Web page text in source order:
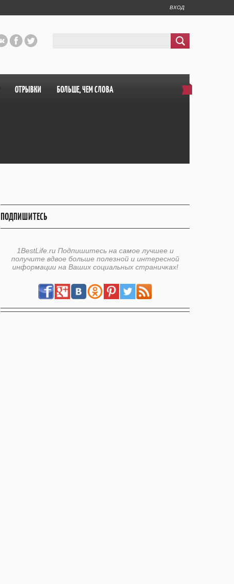
ВХОД
ОТРЫВКИ БОЛЬШЕ, ЧЕМ СЛОВА
ПОДПИШИТЕСЬ
1BestLife.ru Подпишитесь на самое лучшее и
получите вдвое больше полезной и интересной
информации на Ваших социальных страничках!